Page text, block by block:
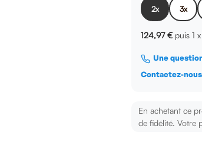
2x 3x
124,97 € puis 1
Une
Contactez-nous
En achetant ce
de fidélité. Votre